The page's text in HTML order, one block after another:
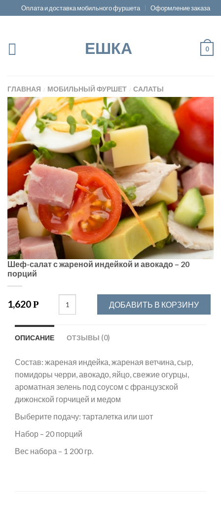
Оплата и доставка мобильного фуршета Оформление заказа
ЕШКА 0
ГЛАВНАЯ / МОБИЛЬНЫЙ ФУРШЕТ / САЛАТЫ
Шеф-салат с жареной индейкой и авокадо – 20
порций
1,620Р ДОБАВИТЬ В КОРЗИНУ
ОПИСАНИЕ ОТЗЫВЫ (0)
Состав: жареная индейка, жареная ветчина, сыр,
помидоры черри, авокадо, яйцо, свежие огурцы,
ароматная зелень под соусом с французской
дижонской горчицей и медом
Выберите подачу: тарталетка или шот
Набор – 20 порций
Вес набора – 1 200 гр.